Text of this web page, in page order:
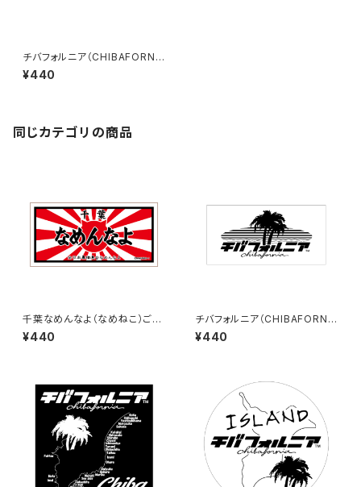
チバフォルニア（CHIBAFORNI
A）ステッカーA （Black）
¥440
同じカテゴリの商品
千葉なめんなよ（なめねこ）ご当
地ステッカー B-4
¥440
チバフォルニア（CHIBAFORNI
A）ステッカーB（White）
¥440